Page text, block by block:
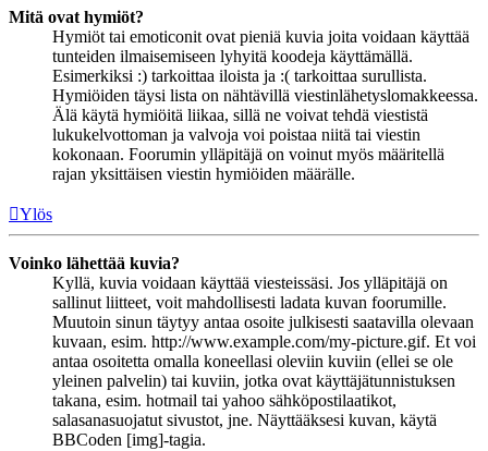
Mitä ovat hymiöt?
Hymiöt tai emoticonit ovat pieniä kuvia joita voidaan käyttää
tunteiden ilmaisemiseen lyhyitä koodeja käyttämällä.
Esimerkiksi :) tarkoittaa iloista ja :( tarkoittaa surullista.
Hymiöiden täysi lista on nähtävillä viestinlähetyslomakkeessa.
Älä käytä hymiöitä liikaa, sillä ne voivat tehdä viestistä
lukukelvottoman ja valvoja voi poistaa niitä tai viestin
kokonaan. Foorumin ylläpitäjä on voinut myös määritellä
rajan yksittäisen viestin hymiöiden määrälle.
Ylös
Voinko lähettää kuvia?
Kyllä, kuvia voidaan käyttää viesteissäsi. Jos ylläpitäjä on
sallinut liitteet, voit mahdollisesti ladata kuvan foorumille.
Muutoin sinun täytyy antaa osoite julkisesti saatavilla olevaan
kuvaan, esim. http://www.example.com/my-picture.gif. Et voi
antaa osoitetta omalla koneellasi oleviin kuviin (ellei se ole
yleinen palvelin) tai kuviin, jotka ovat käyttäjätunnistuksen
takana, esim. hotmail tai yahoo sähköpostilaatikot,
salasanasuojatut sivustot, jne. Näyttääksesi kuvan, käytä
BBCoden [img]-tagia.